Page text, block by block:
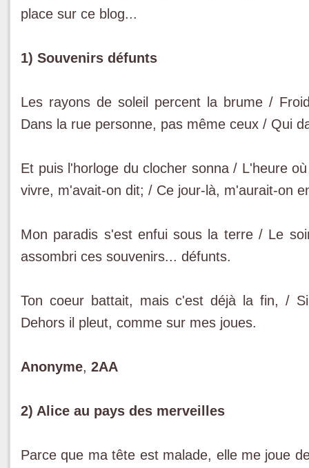
place sur ce blog...
1) Souvenirs défunts
Les rayons de soleil percent la brume /
Dans la rue personne, pas même ceux / Qui
Et puis l'horloge du clocher sonna / L'heure
vivre, m'avait-on dit; / Ce jour-là, m'aurait-on
Mon paradis s'est enfui sous la terre / Le
assombri ces souvenirs... défunts.
Ton coeur battait, mais c'est déjà la fin, /
Dehors il pleut, comme sur mes joues.
Anonyme, 2AA
2) Alice au pays des merveilles
Parce que ma tête est malade, elle me joue